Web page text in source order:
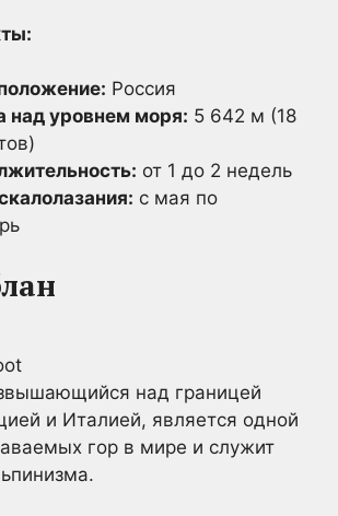
Россия
над уровнем моря: 5 642 м (18
от 1 до 2 недель
с мая по
над границей
и Италией, является одной
гор в мире и служит